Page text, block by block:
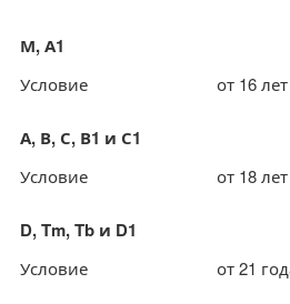
М, А1
Условие от 16 лет
А, В, С, В1 и С1
Условие от 18 лет
D, Tm, Tb и D1
Условие от 21